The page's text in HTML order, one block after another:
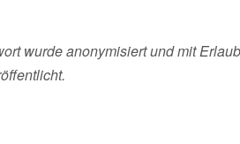
wurde anonymisiert und mit